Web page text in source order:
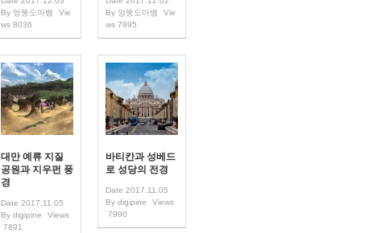
By 엉뚱도마뱀
Vie
ws 8036
By 엉뚱도마뱀
Vie
ws 7995
대만 예류 지질
공원과 지우펀 풍
경
Date 2017.11.05
By digipine
Views
7891
바티칸과 성베드
로 성당의 전경
Date 2017.11.05
By digipine
Views
7990